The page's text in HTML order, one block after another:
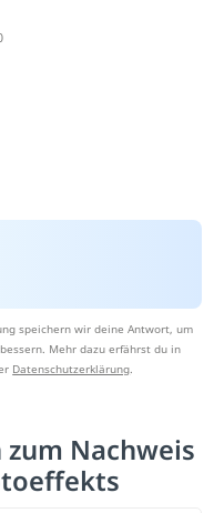
speichern wir deine Antwort, um
Mehr dazu erfährst du in
Datenschutzerklärung.
zum Nachweis